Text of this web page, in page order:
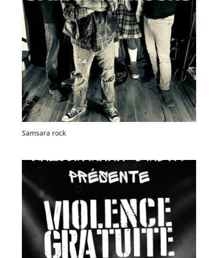
Samsara rock